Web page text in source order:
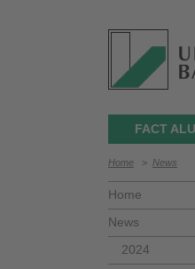
FACT
Home > News
Home
News
2024